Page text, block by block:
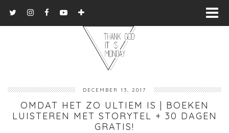
DECEMBER 13, 2017
OMDAT HET ZO ULTIEM IS | BOEKEN
LUISTEREN MET STORYTEL + 30 DAGEN
GRATIS!